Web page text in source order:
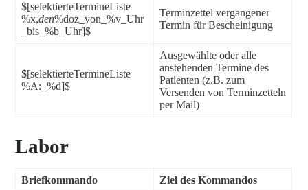
$[selektierteTermineListe
%x,den%doz_von_%v_Uhr
_bis_%b_Uhr]$
Terminzettel vergangener
Termin für Bescheinigung
$[selektierteTermineListe
%A:_%d]$
Ausgewählte oder alle
anstehenden Termine des
Patienten (z.B. zum
Versenden von Terminzetteln
per Mail)
Labor
Briefkommando Ziel des Kommandos